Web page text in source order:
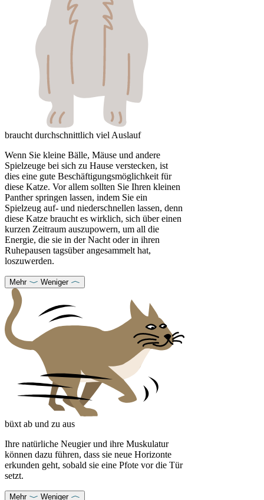
braucht durchschnittlich viel Auslauf
Wenn Sie kleine Bälle, Mäuse und andere
Spielzeuge bei sich zu Hause verstecken, ist
dies eine gute Beschäftigungsmöglichkeit für
diese Katze. Vor allem sollten Sie Ihren kleinen
Panther springen lassen, indem Sie ein
Spielzeug auf- und niederschnellen lassen, denn
diese Katze braucht es wirklich, sich über einen
kurzen Zeitraum auszupowern, um all die
Energie, die sie in der Nacht oder in ihren
Ruhepausen tagsüber angesammelt hat,
loszuwerden.
Mehr Weniger
büxt ab und zu aus
Ihre natürliche Neugier und ihre Muskulatur
können dazu führen, dass sie neue Horizonte
erkunden geht, sobald sie eine Pfote vor die Tür
setzt.
Mehr Weniger